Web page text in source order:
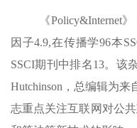
《Policy&Internet》
因子4.9,在传播学96本
SSCI期刊中排名13。该
Hutchinson，总编辑为
志重点关注互联网对公